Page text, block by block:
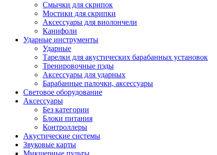
Смычки для скрипок
Мостики для скрипки
Аксессуары для виолончели
Канифоли
Ударные инструменты
Ударные
Тарелки для акустических барабанных установок
Тренировочные пэды
Аксессуары для ударных
Барабанные палочки, аксессуары
Световое оборудование
Аксессуары
Без категории
Блоки питания
Контроллеры
Акустические системы
Звуковые карты
Микшерные пульты